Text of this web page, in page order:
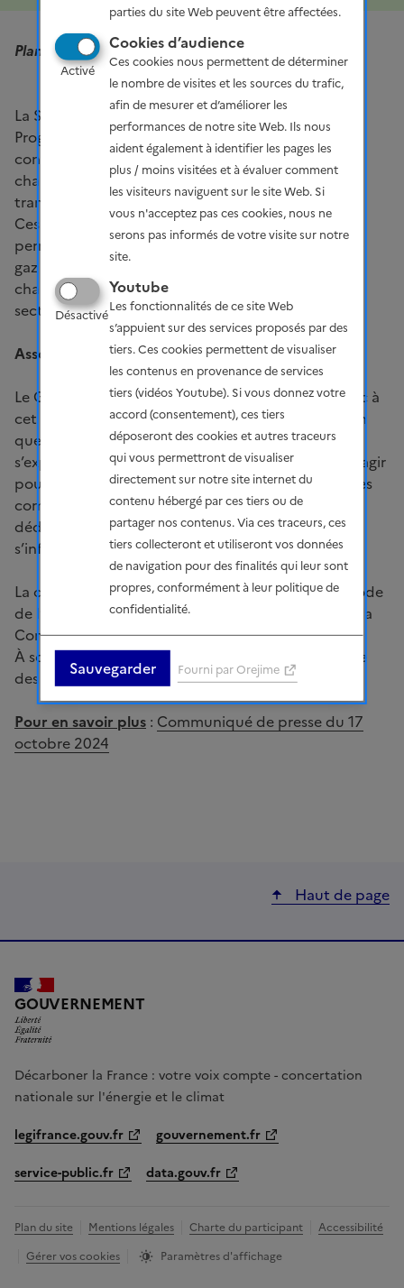
parties du site Web peuvent être affectées.
Cookies d’audience
Activé
Ces cookies nous permettent de déterminer
le nombre de visites et les sources du trafic,
afin de mesurer et d’améliorer les
performances de notre site Web. Ils nous
aident également à identifier les pages les
plus / moins visitées et à évaluer comment
les visiteurs naviguent sur le site Web. Si
vous n'acceptez pas ces cookies, nous ne
serons pas informés de votre visite sur notre
site.
Youtube
Désactivé
Les fonctionnalités de ce site Web
s’appuient sur des services proposés par des
tiers. Ces cookies permettent de visualiser
les contenus en provenance de services
tiers (vidéos Youtube). Si vous donnez votre
accord (consentement), ces tiers
déposeront des cookies et autres traceurs
qui vous permettront de visualiser
directement sur notre site internet du
contenu hébergé par ces tiers ou de
partager nos contenus. Via ces traceurs, ces
tiers collecteront et utiliseront vos données
de navigation pour des finalités qui leur sont
propres, conformément à leur politique de
confidentialité.
Sauvegarder Fourni par Orejime
Planifier la transition climatique et énergétique
La Stratégie nationale bas-carbone (SNBC) et la
Programmation pluriannuelle de l’énergie (PPE)
constituent, avec le Plan national d’adaptation au
changement climatique (PNACC), le socle de la
transition climatique et énergétique de la France.
Ces trois documents de planification doivent lui
permettre de limiter au maximum ses émissions de
gaz à effet de serre et de s’adapter aux effets du
changement climatique. Ils concernent tous les
secteurs d’activité et sont révisés tous les 5 ans.
Associer le public
Le Gouvernement a fait le choix d’associer le public à
cet exercice de programmation énergie-climat, afin
que chacun ait connaissance des objectifs, puisse
s’exprimer sur les choix de politiques publiques et agir
pour la transition à la hauteur de ses moyens, de ses
compétences et de son impact. Des plateformes
dédiées, ouvertes à tous, permettront ainsi de
s’informer et de déposer ses propositions.
La concertation publique est menée au titre du Code
de l’environnement se tient sous la supervision de la
Commission nationale du débat public (CNDP).
À son issue, le Gouvernement procédera à l’analyse
des contributions et en publiera une synthèse.
Pour en savoir plus : Communiqué de presse du 17
octobre 2024
Haut de page
GOUVERNEMENTLIBERTÉ, ÉGALITÉ, FRATERNITÉ
Décarboner la France : votre voix compte - concertation
nationale sur l'énergie et le climat
legifrance.gouv.fr
gouvernement.fr
service-public.fr
data.gouv.fr
Plan du site Mentions légales Charte du participant
Accessibilité
Gérer vos cookies
Paramètres d'affichage